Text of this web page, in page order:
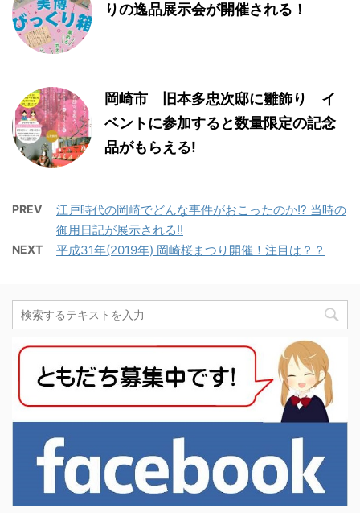
りの逸品展示会が開催される！
岡崎市 旧本多忠次邸に雛飾り イ
ベントに参加すると数量限定の記念
品がもらえる!
PREV
江戸時代の岡崎でどんな事件がおこったのか!? 当時の
御用日記が展示される!!
NEXT 平成31年(2019年) 岡崎桜まつり開催！注目は？？